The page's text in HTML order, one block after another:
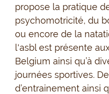
propose la pratique
psychomotricité, du
ou encore de la
l'asbl est présente
Belgium ainsi qu’à
journées sportives.
d’entrainement ainsi